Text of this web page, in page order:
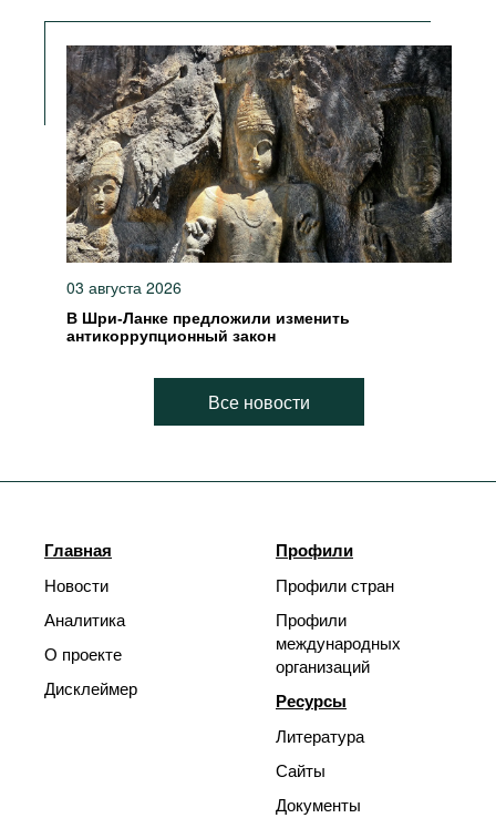
03 августа 2026
В Шри-Ланке предложили изменить
антикоррупционный закон
Все новости
Главная
Новости
Аналитика
О проекте
Дисклеймер
Профили
Профили стран
Профили
международных
организаций
Ресурсы
Литература
Сайты
Документы